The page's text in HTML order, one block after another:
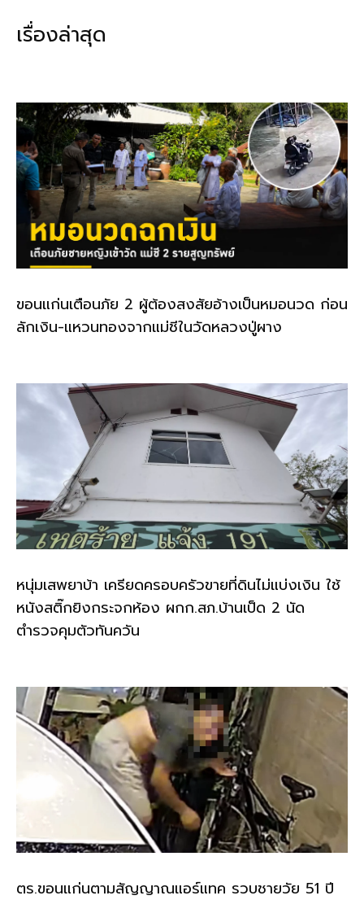
k
เรื่องล่าสุด
ขอนแก่นเตือนภัย 2 ผู้ต้องสงสัยอ้างเป็นหมอนวด ก่อน
ลักเงิน-แหวนทองจากแม่ชีในวัดหลวงปู่ผาง
หนุ่มเสพยาบ้า เครียดครอบครัวขายที่ดินไม่แบ่งเงิน ใช้
หนังสติ๊กยิงกระจกห้อง ผกก.สภ.บ้านเป็ด 2 นัด
ตำรวจคุมตัวทันควัน
ตร.ขอนแก่นตามสัญญาณแอร์แทค รวบชายวัย 51 ปี